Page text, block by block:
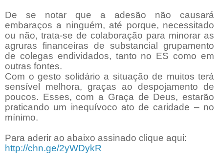
De se notar que a adesão não causará
embaraços a ninguém, até porque, necessitado
ou não, trata-se de colaboração para minorar as
agruras financeiras de substancial grupamento
de colegas endividados, tanto no ES como em
outras fontes.
Com o gesto solidário a situação de muitos terá
sensível melhora, graças ao despojamento de
poucos. Esses, com a Graça de Deus, estarão
praticando um inequívoco ato de caridade – no
mínimo.
Para aderir ao abaixo assinado clique aqui:
http://chn.ge/2yWDykR